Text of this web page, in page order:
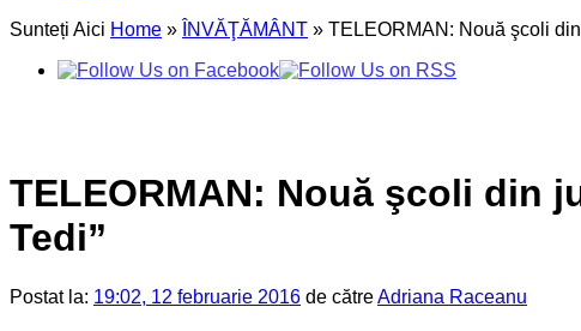
Sunteți Aici Home » ÎNVĂŢĂMÂNT » TELEORMAN: Nouă şcoli
TELEORMAN: Nouă şcoli din
Tedi”
Postat la: 19:02, 12 februarie 2016 de cătreAdriana Raceanu